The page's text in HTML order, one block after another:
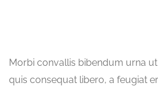
Morbi convallis bibendum urna
quis consequat libero, a feugiat